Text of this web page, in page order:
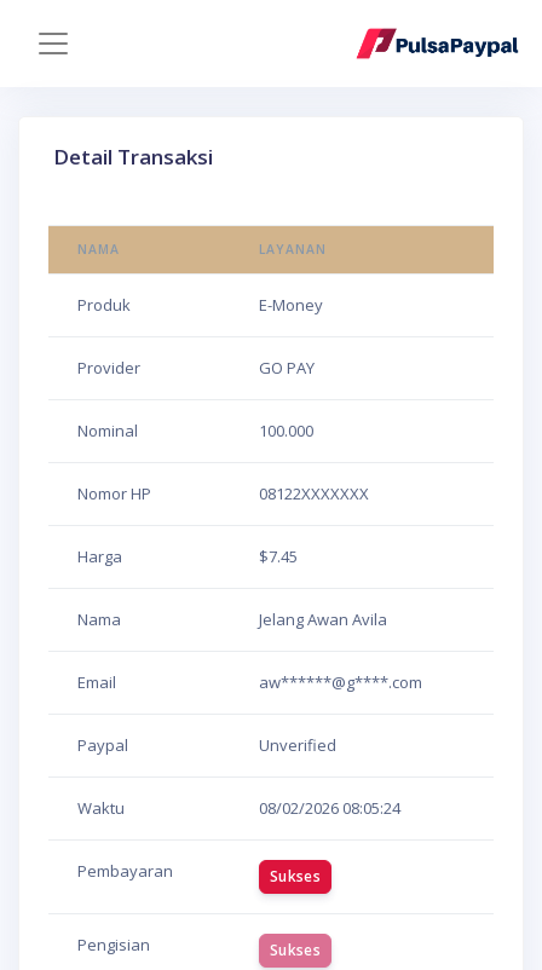
Detail Transaksi
NAMA LAYANAN
Produk E-Money
Provider GO PAY
Nominal 100.000
Nomor HP 08122XXXXXXX
Harga $7.45
Nama Jelang Awan Avila
Email aw******@g****.com
Paypal Unverified
Waktu 08/02/2026 08:05:24
Pembayaran Sukses
Pengisian Sukses